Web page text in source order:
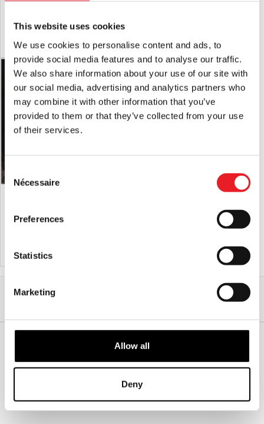
This website uses cookies
We use cookies to personalise content and ads, to
provide social media features and to analyse our traffic.
We also share information about your use of our site with
our social media, advertising and analytics partners who
may combine it with other information that you’ve
provided to them or that they’ve collected from your use
of their services.
Consent
Selection
Nécessaire
Preferences
Statistics
Marketing
Allow all
Deny
84.95
VOIR LE PRODUIT
Accueil
Gamme professionnelle pour Halloween
Masques professionnels
EXPÉDITION DANS LE MONDE ENTIER
LA PLUS GRANDE GAMME DU